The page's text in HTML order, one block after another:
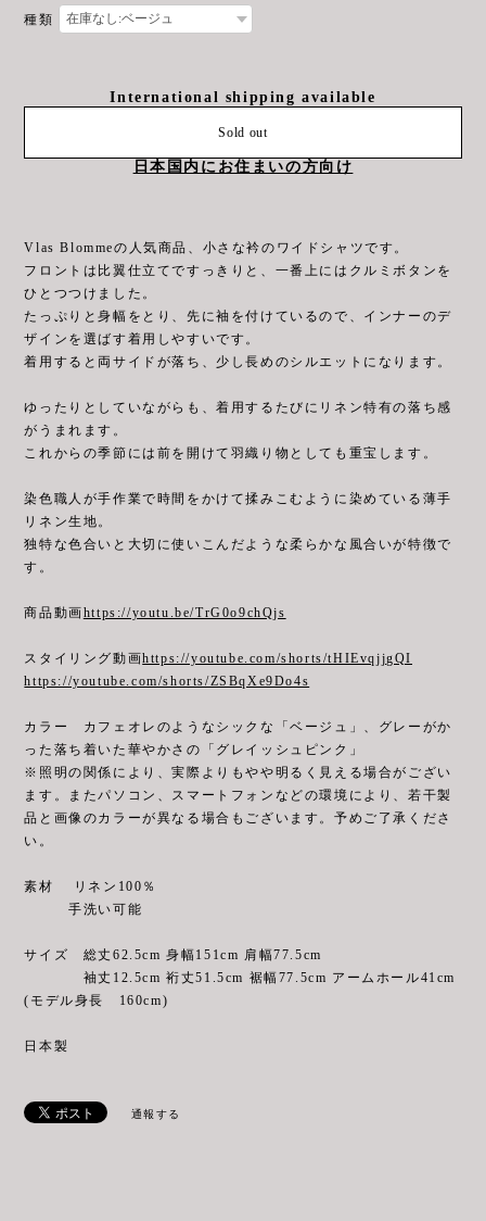
種類
International shipping available
Sold out
日本国内にお住まいの方向け
Vlas Blommeの人気商品、小さな衿のワイドシャツです。
フロントは比翼仕立てですっきりと、一番上にはクルミボタンを
ひとつつけました。
たっぷりと身幅をとり、先に袖を付けているので、インナーのデ
ザインを選ばす着用しやすいです。
着用すると両サイドが落ち、少し長めのシルエットになります。
ゆったりとしていながらも、着用するたびにリネン特有の落ち感
がうまれます。
これからの季節には前を開けて羽織り物としても重宝します。
染色職人が手作業で時間をかけて揉みこむように染めている薄手
リネン生地。
独特な色合いと大切に使いこんだような柔らかな風合いが特徴で
す。
商品動画https://youtu.be/TrG0o9chQjs
スタイリング動画https://youtube.com/shorts/tHIEvqjjgQI
https://youtube.com/shorts/ZSBqXe9Do4s
カラー カフェオレのようなシックな「ベージュ」、グレーがか
った落ち着いた華やかさの「グレイッシュピンク」
※照明の関係により、実際よりもやや明るく見える場合がござい
ます。またパソコン、スマートフォンなどの環境により、若干製
品と画像のカラーが異なる場合もございます。予めご了承くださ
い。
素材 リネン100％
手洗い可能
サイズ 総丈62.5cm 身幅151cm 肩幅77.5cm
袖丈12.5cm 裄丈51.5cm 裾幅77.5cm アームホール41cm
(モデル身長 160cm)
日本製
通報する